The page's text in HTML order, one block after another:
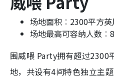
场地面积︰2300平方英
场地最高可容纳人数
围威喂 Party拥有超过2300
地，共设有4间特色独立主